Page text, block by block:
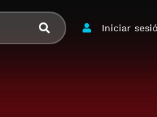
Iniciar